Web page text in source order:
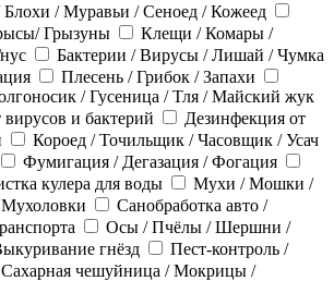
/ Муравьи / Сеноед / Кожеед
Грызуны
Клещи / Комары /
Бактерии / Вирусы / Лишай / Чумка
Плесень / Грибок / Запахи
/ Гусеница / Тля / Майский жук
и бактерий
Дезинфекция от
Короед / Точильщик / Часовщик / Усач
Фумигация / Дегазация / Фогация
кулера для воды
Мухи / Мошки /
Санобработка авто /
Осы / Пчёлы / Шершни /
гнёзд
Пест-контроль /
Сахарная чешуйница / Мокрицы /